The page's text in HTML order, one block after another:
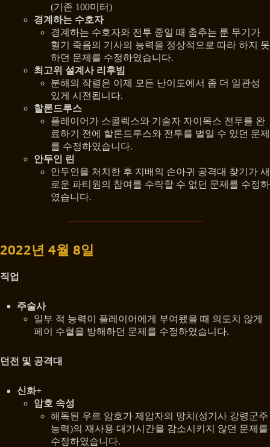
(기존 100미터)
경계하는 수호자
경계하는 수호자와 전투 중일 때 춤추는 룬 무기가
혈기 죽음의 기사의 능력을 정상적으로 따라 하지 못
하던 문제를 수정하였습니다.
최고위 설계사 리후빔
분해의 작렬은 이제 모든 난이도에서 좀 더 일관성
있게 시전됩니다.
할론드루스
플레이어가 스콜렉스와 기술자 자이목스 전투를 완
료하기 전에 할론드루스와 전투를 벌일 수 있던 문제
를 수정하였습니다.
안두인 린
안두인을 처치한 후 지배의 손아귀 공격대 찾기가 새
로운 파티원의 참여를 수락할 수 없던 문제를 수정하
였습니다.
2022년 4월 8일
직업
주술사
일부 적 능력이 플레이어에게 부여됐을 때 의도치 않게
페이 수혈을 방해하던 문제를 수정하였습니다.
던전 및 공격대
신화+
암호 속성
해독된 우르 암호가 제압자의 망치(성기사 강령군주
능력)의 재사용 대기시간을 감소시키지 않던 문제를
수정하였습니다.